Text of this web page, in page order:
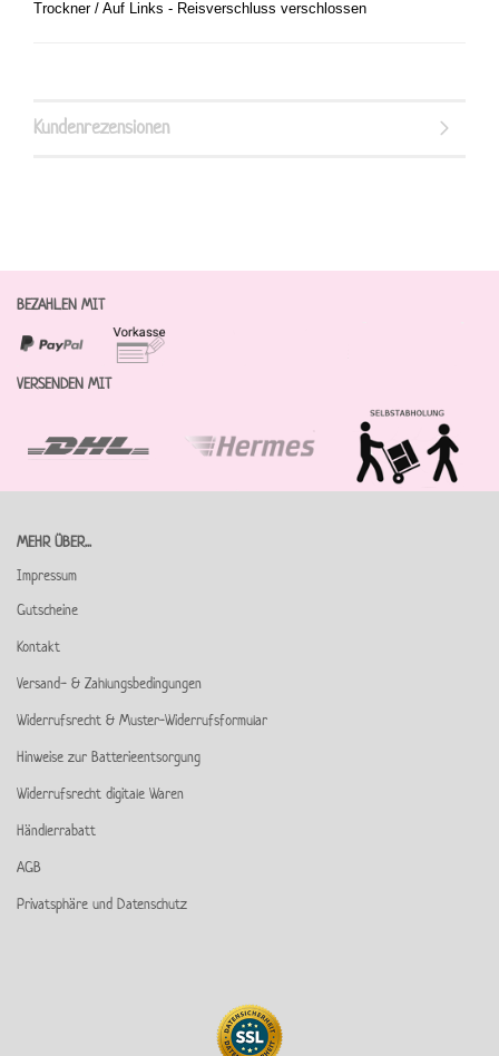
Trockner / Auf Links - Reisverschluss verschlossen
Kundenrezensionen
BEZAHLEN MIT
VERSENDEN MIT
MEHR ÜBER...
Impressum
Gutscheine
Kontakt
Versand- & Zahlungsbedingungen
Widerrufsrecht & Muster-Widerrufsformular
Hinweise zur Batterieentsorgung
Widerrufsrecht digitale Waren
Händlerrabatt
AGB
Privatsphäre und Datenschutz